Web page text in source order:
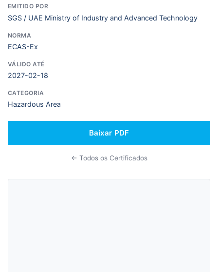
EMITIDO POR
SGS / UAE Ministry of Industry and Advanced Technology
NORMA
ECAS-Ex
VÁLIDO ATÉ
2027-02-18
CATEGORIA
Hazardous Area
Baixar PDF
← Todos os Certificados